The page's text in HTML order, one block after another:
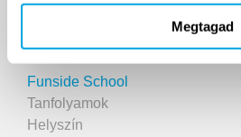
Megtagad
2007 ÓTA
Funside School
Tanfolyamok
Helyszín